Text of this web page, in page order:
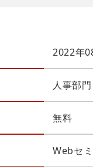
2022年
人事部
無料
Webセ